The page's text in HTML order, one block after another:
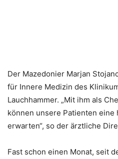
Der Mazedonier Marjan
für Innere Medizin des
Lauchhammer. „Mit ihm als
können unsere Patienten
erwarten“, so der ärztliche
Fast schon einen Monat, seit